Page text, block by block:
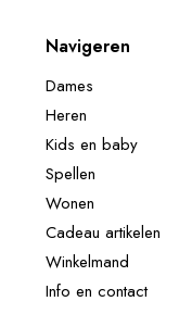
Navigeren
Dames
Heren
Kids en baby
Spellen
Wonen
Cadeau artikelen
Winkelmand
Info en contact